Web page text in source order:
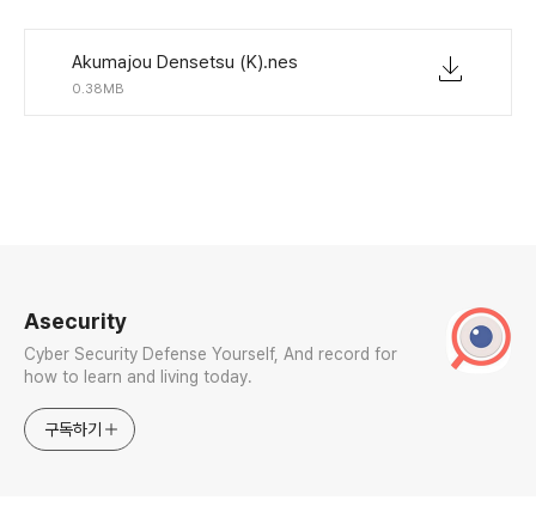
Akumajou Densetsu (K).nes
0.38MB
Asecurity
Cyber Security Defense Yourself, And record for
how to learn and living today.
구독하기